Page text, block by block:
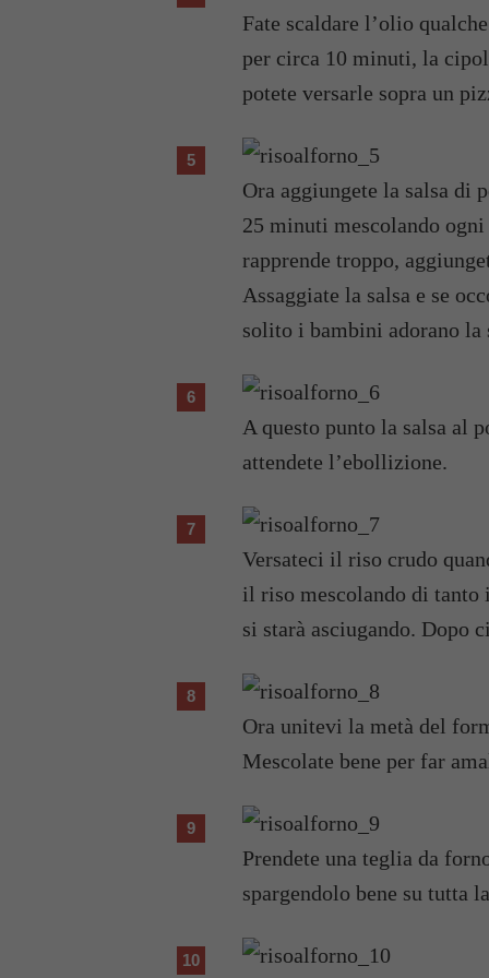
Fate scaldare l’olio
per circa 10 minuti, la
potete versarle sopra un
Ora aggiungete la salsa di
25 minuti mescolando
rapprende troppo,
Assaggiate la salsa e se
solito i bambini adorano la
A questo punto la salsa al
attendete l’ebollizione.
Versateci il riso crudo
il riso mescolando di tanto
si starà asciugando. Dopo
Ora unitevi la metà del
Mescolate bene per far
Prendete una teglia da
spargendolo bene su tutta